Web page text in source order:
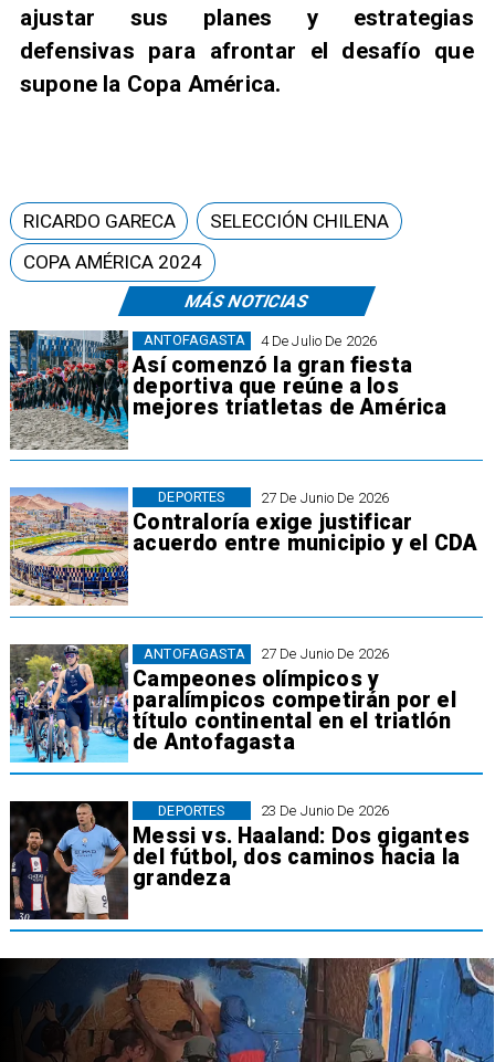
ajustar sus planes y estrategias
defensivas para afrontar el desafío que
supone la Copa América.
MÁS NOTICIAS
4 De Julio De 2026
Así comenzó la gran fiesta
deportiva que reúne a los
mejores triatletas de América
ANTOFAGASTA
27 De Junio De 2026
Contraloría exige justificar
acuerdo entre municipio y el CDA
DEPORTES
27 De Junio De 2026
Campeones olímpicos y
paralímpicos competirán por el
título continental en el triatlón
de Antofagasta
ANTOFAGASTA
23 De Junio De 2026
Messi vs. Haaland: Dos gigantes
del fútbol, dos caminos hacia la
grandeza
DEPORTES
RICARDO GARECA
SELECCIÓN CHILENA
COPA AMÉRICA 2024